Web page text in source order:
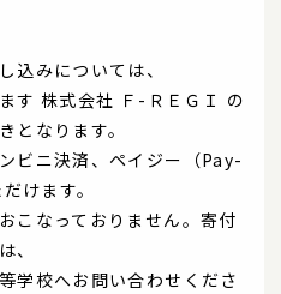
込みについては、
す 株式会社 Ｆ-ＲＥＧＩ の
となります。
ビニ決済、ペイジー（Pay-
けます。
こなっておりません。寄付
、
校へお問い合わせくださ